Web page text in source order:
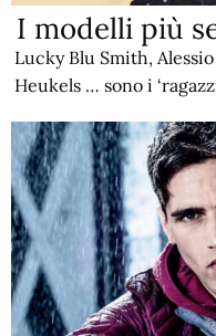
I modelli più
Lucky Blu Smith,
Heukels … sono i